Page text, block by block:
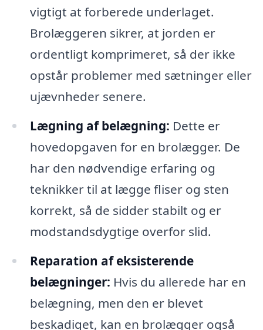
vigtigt at forberede underlaget.
Brolæggeren sikrer, at jorden er
ordentligt komprimeret, så der ikke
opstår problemer med sætninger eller
ujævnheder senere.
Lægning af belægning: Dette er
hovedopgaven for en brolægger. De
har den nødvendige erfaring og
teknikker til at lægge fliser og sten
korrekt, så de sidder stabilt og er
modstandsdygtige overfor slid.
Reparation af eksisterende
belægninger: Hvis du allerede har en
belægning, men den er blevet
beskadiget, kan en brolægger også